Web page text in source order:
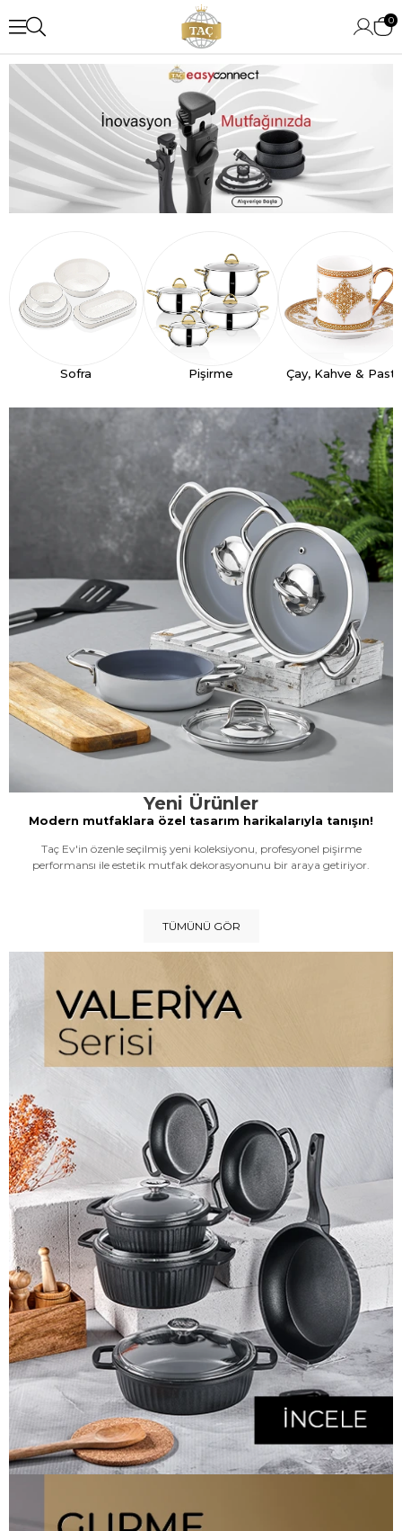
0
Sofra Pişirme Çay, Kahve &
Yeni Ürünler
Modern mutfaklara özel tasarım harikalarıyla tanışın!
Taç Ev'in özenle seçilmiş yeni koleksiyonu, profesyonel pişirme
performansı ile estetik mutfak dekorasyonunu bir araya getiriyor.
TÜMÜNÜ GÖR